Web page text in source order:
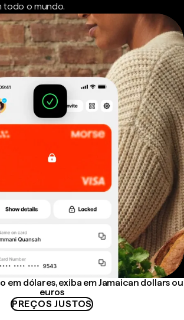
todo o mundo.
em dólares, exiba em Jamaican dollars ou
euros
PREÇOS JUSTOS